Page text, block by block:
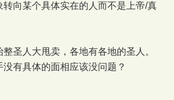
转向某个具体实在的人而不是上帝/真
圣人大甩卖，各地有各地的圣人。
有具体的面相应该没问题？